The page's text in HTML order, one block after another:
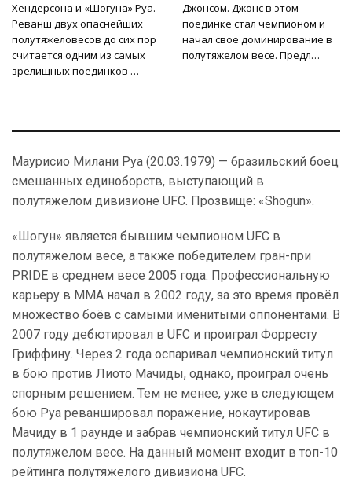
Джонсом. Джонс в этом
поединке стал чемпионом и
начал свое доминирование в
полутяжелом весе. Предл…
Хендерсона и «Шогуна» Руа.
Реванш двух опаснейших
полутяжеловесов до сих пор
считается одним из самых
зрелищных поединков …
Маурисио Милани Руа (20.03.1979) — бразильский боец
смешанных единоборств, выступающий в
полутяжелом дивизионе UFC. Прозвище: «Shogun».
«Шогун» является бывшим чемпионом UFC в
полутяжелом весе, а также победителем гран-при
PRIDE в среднем весе 2005 года. Профессиональную
карьеру в ММА начал в 2002 году, за это время провёл
множество боёв с самыми именитыми оппонентами. В
2007 году дебютировал в UFC и проиграл Форресту
Гриффину. Через 2 года оспаривал чемпионский титул
в бою против Лиото Мачиды, однако, проиграл очень
спорным решением. Тем не менее, уже в следующем
бою Руа реваншировал поражение, нокаутировав
Мачиду в 1 раунде и забрав чемпионский титул UFC в
полутяжелом весе. На данный момент входит в топ-10
рейтинга полутяжелого дивизиона UFC.